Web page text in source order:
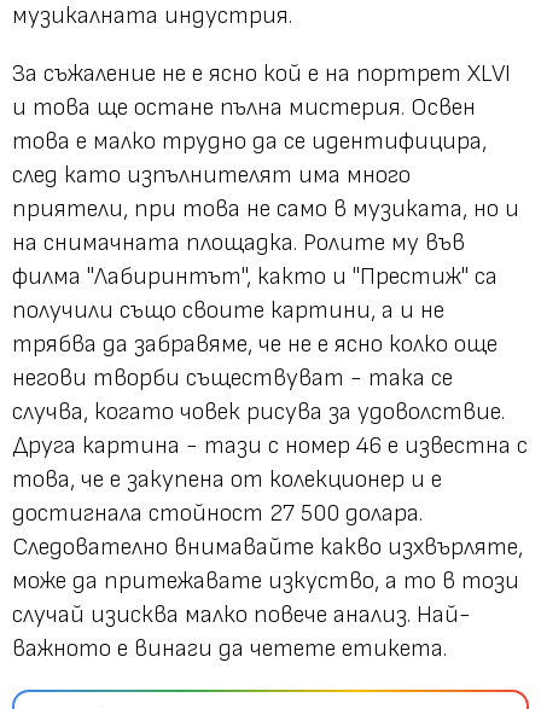
музикалната индустрия.
За съжаление не е ясно кой е на портрет XLVI
и това ще остане пълна мистерия. Освен
това е малко трудно да се идентифицира,
след като изпълнителят има много
приятели, при това не само в музиката, но и
на снимачната площадка. Ролите му във
филма "Лабиринтът", както и "Престиж" са
получили също своите картини, а и не
трябва да забравяме, че не е ясно колко още
негови творби съществуват - така се
случва, когато човек рисува за удоволствие.
Друга картина - тази с номер 46 е известна с
това, че е закупена от колекционер и е
достигнала стойност 27 500 долара.
Следователно внимавайте какво изхвърляте,
може да притежавате изкуство, а то в този
случай изисква малко повече анализ. Най-
важното е винаги да четете етикета.